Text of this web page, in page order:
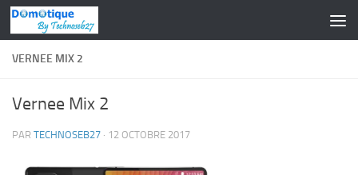
Skip to content
VERNEE MIX 2
Vernee Mix 2
PAR TECHNOSEB27 · 12 OCTOBRE 2017